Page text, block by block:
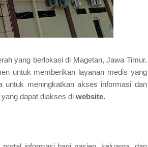
yang berlokasi di Magetan, Jawa Timur.
untuk memberikan layanan medis yang
untuk meningkatkan akses informasi dan
dapat diakses di website.